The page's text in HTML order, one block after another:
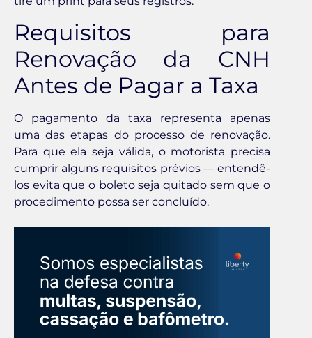
Requisitos para
Renovação da CNH
Antes de Pagar a Taxa
O pagamento da taxa representa apenas
uma das etapas do processo de renovação.
Para que ela seja válida, o motorista precisa
cumprir alguns requisitos prévios — entendê-
los evita que o boleto seja quitado sem que o
procedimento possa ser concluído.